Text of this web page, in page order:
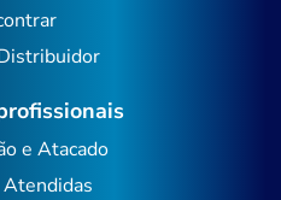
e Atacado